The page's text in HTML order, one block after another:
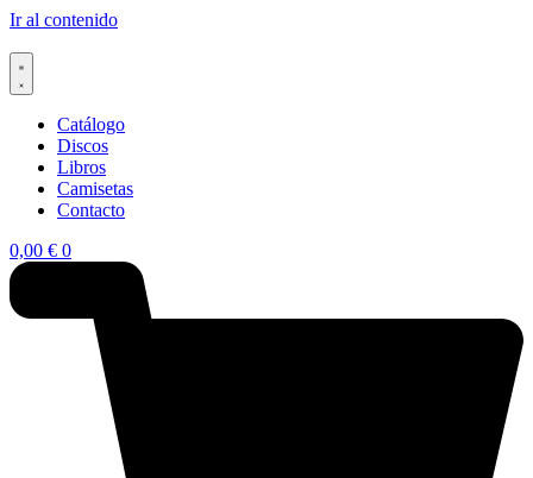
Ir al contenido
Catálogo
Discos
Libros
Camisetas
Contacto
0,00 € 0